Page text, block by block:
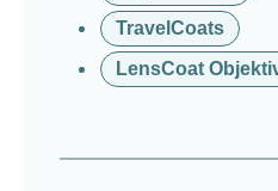
TravelCoats
LensCoat